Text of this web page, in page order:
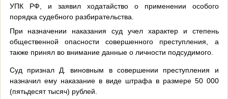
УПК РФ, и заявил ходатайство о применении особого
порядка судебного разбирательства.
При назначении наказания суд учел характер и степень
общественной опасности совершенного преступления, а
также принял во внимание данные о личности подсудимого.
Суд признал Д. виновным в совершении преступления и
назначил ему наказание в виде штрафа в размере 50 000
(пятьдесят тысяч) рублей.